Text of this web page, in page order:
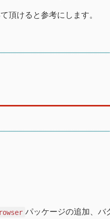
頂けると参考にします。
パッケージの追加、バ